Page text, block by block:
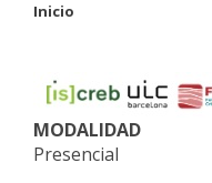
Inicio
MODALIDAD
Presencial